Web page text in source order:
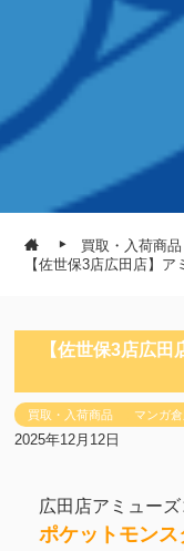
買取・入荷商品
【佐世保3店広田店】
【佐世保3店広
買取・入荷商品 マンガ
2025年12月12日
広田店アミューズ
ポケットモン